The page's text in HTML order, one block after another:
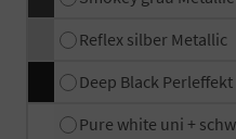
Reflex silber Metallic
Deep Black Perleffekt
Pure white uni +